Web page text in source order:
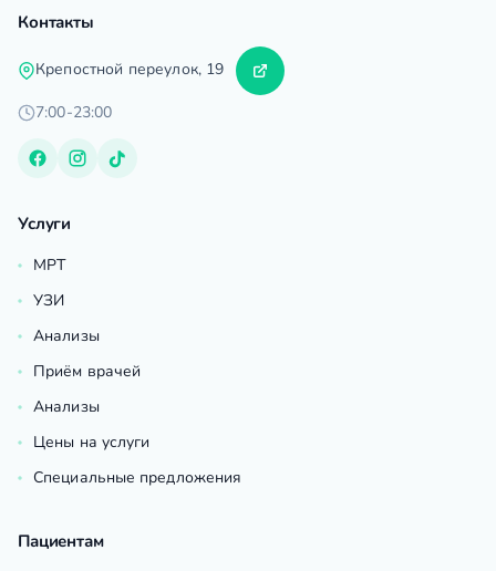
Контакты
Крепостной переулок, 19
7:00-23:00
Услуги
МРТ
УЗИ
Анализы
Приём врачей
Анализы
Цены на услуги
Специальные предложения
Пациентам